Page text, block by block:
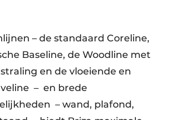
– de standaard Coreline,
Baseline, de Woodline met
en de vloeiende en
– ​ en brede
– wand, plafond,